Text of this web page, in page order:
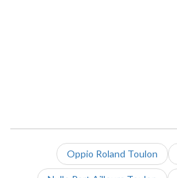
Oppio Roland Toulon